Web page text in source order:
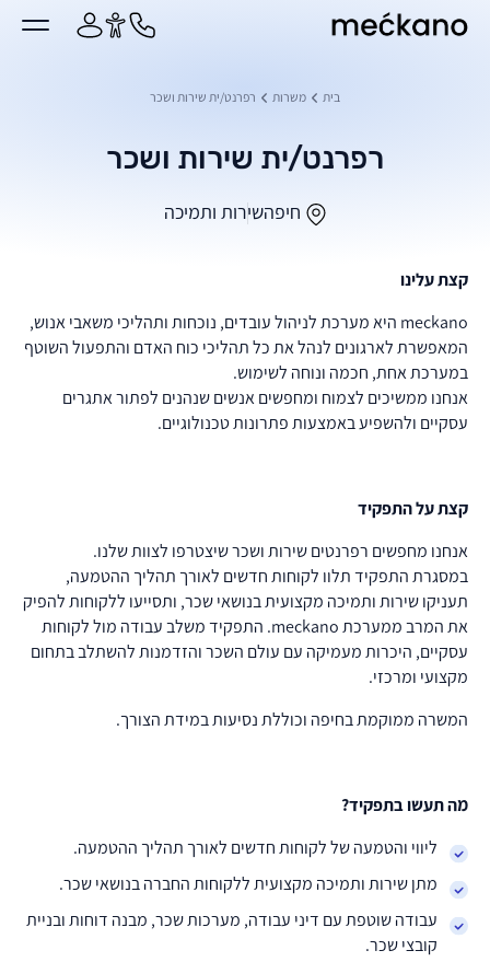
מרכזי
מקאנו
בית משרות רפרנט/ית שירות ושכר
רפרנט/ית שירות ושכר
חיפהשירות ותמיכה
קצת עלינו
meckano היא מערכת לניהול עובדים, נוכחות ותהליכי משאבי אנוש,
המאפשרת לארגונים לנהל את כל תהליכי כוח האדם והתפעול השוטף
במערכת אחת, חכמה ונוחה לשימוש.
אנחנו ממשיכים לצמוח ומחפשים אנשים שנהנים לפתור אתגרים
עסקיים ולהשפיע באמצעות פתרונות טכנולוגיים.
קצת על התפקיד
אנחנו מחפשים רפרנטים שירות ושכר שיצטרפו לצוות שלנו.
במסגרת התפקיד תלוו לקוחות חדשים לאורך תהליך ההטמעה,
תעניקו שירות ותמיכה מקצועית בנושאי שכר, ותסייעו ללקוחות להפיק
את המרב ממערכת meckano. התפקיד משלב עבודה מול לקוחות
עסקיים, היכרות מעמיקה עם עולם השכר והזדמנות להשתלב בתחום
מקצועי ומרכזי.
המשרה ממוקמת בחיפה וכוללת נסיעות במידת הצורך.
מה תעשו בתפקיד?
ליווי והטמעה של לקוחות חדשים לאורך תהליך ההטמעה.
מתן שירות ותמיכה מקצועית ללקוחות החברה בנושאי שכר.
עבודה שוטפת עם דיני עבודה, מערכות שכר, מבנה דוחות ובניית
קובצי שכר.